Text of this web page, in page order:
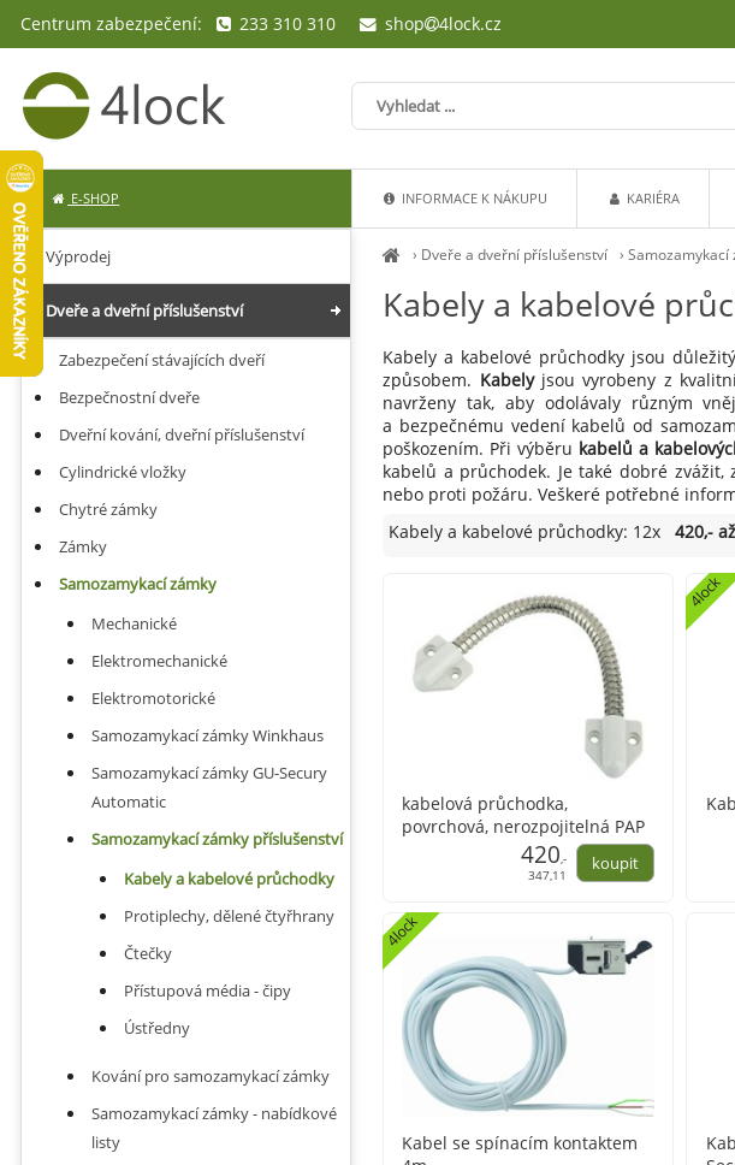
› Dveře a dveřní příslušenství ›Samozamykací
Kabely a kabelové
Kabely a kabelové průchodky jsou
způsobem. Kabelyjsou vyrobeny z
navrženy tak, aby odolávaly různým
a bezpečnému vedení kabelů od
poškozením. Při výběru kabelů a
kabelů a průchodek. Je také dobré
nebo proti požáru. Veškeré potřebné
Kabely a kabelové průchodky: 12x 420,-
kabelová průchodka,
povrchová, nerozpojitelná PAP
420,-
347,11
4lock
Kabel se spínacím kontaktem
4lock
Výprodej
Dveře a dveřní příslušenství
Zabezpečení stávajících dveří
Bezpečnostní dveře
Dveřní kování, dveřní příslušenství
Cylindrické vložky
Chytré zámky
Zámky
Samozamykací zámky
Mechanické
Elektromechanické
Elektromotorické
Samozamykací zámky Winkhaus
Samozamykací zámky GU-Secury
Automatic
Samozamykací zámky příslušenství
Kabely a kabelové průchodky
Protiplechy, dělené čtyřhrany
Čtečky
Přístupová média - čipy
Ústředny
Kování pro samozamykací zámky
Samozamykací zámky - nabídkové
listy
E-SHOP INFORMACE K NÁKUPU KARIÉRA
Centrum zabezpečení: 233 310 310 shop 4lock.cz